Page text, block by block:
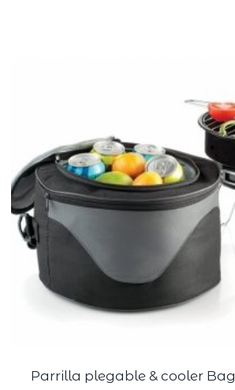
Parrilla plegable & cooler Bag